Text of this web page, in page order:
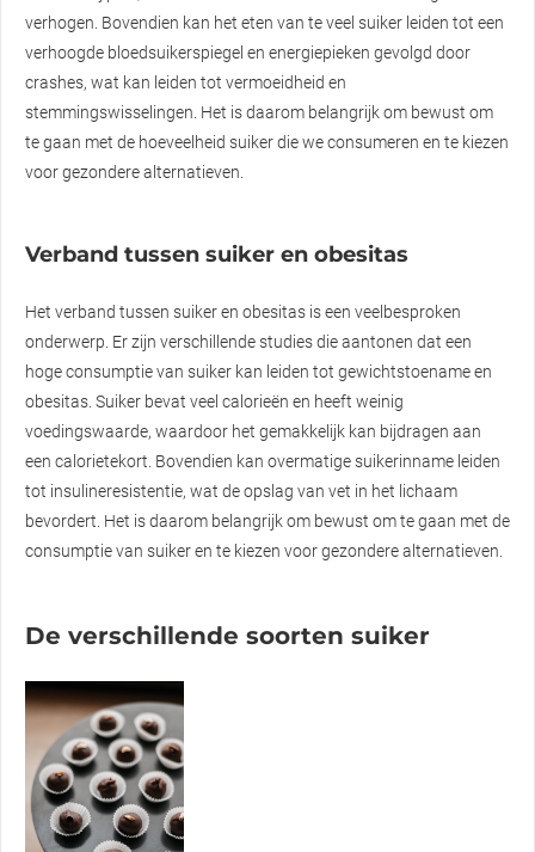
verhogen. Bovendien kan het eten van te veel suiker leiden tot een
verhoogde bloedsuikerspiegel en energiepieken gevolgd door
crashes, wat kan leiden tot vermoeidheid en
stemmingswisselingen. Het is daarom belangrijk om bewust om
te gaan met de hoeveelheid suiker die we consumeren en te kiezen
voor gezondere alternatieven.
Verband tussen suiker en obesitas
Het verband tussen suiker en obesitas is een veelbesproken
onderwerp. Er zijn verschillende studies die aantonen dat een
hoge consumptie van suiker kan leiden tot gewichtstoename en
obesitas. Suiker bevat veel calorieën en heeft weinig
voedingswaarde, waardoor het gemakkelijk kan bijdragen aan
een calorietekort. Bovendien kan overmatige suikerinname leiden
tot insulineresistentie, wat de opslag van vet in het lichaam
bevordert. Het is daarom belangrijk om bewust om te gaan met de
consumptie van suiker en te kiezen voor gezondere alternatieven.
De verschillende soorten suiker